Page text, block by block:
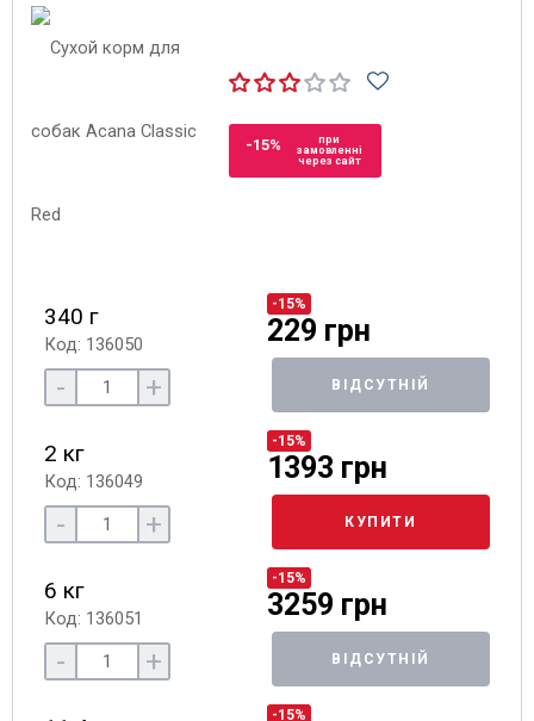
-15%
при
замовленні
через сайт
340 г
Код: 136050
-15%
229 грн
- + ВІДСУТНІЙ
2 кг
Код: 136049
-15%
1393 грн
- + КУПИТИ
6 кг
Код: 136051
-15%
3259 грн
- + ВІДСУТНІЙ
-15%